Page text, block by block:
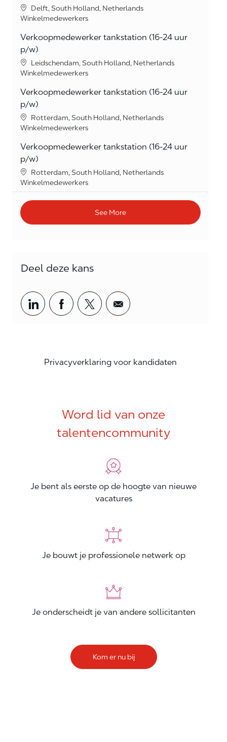
Location
Delft, South Holland, Netherlands
Category
Winkelmedewerkers
Verkoopmedewerker tankstation (16-24 uur
p/w)
Location
Leidschendam, South Holland, Netherlands
Category
Winkelmedewerkers
Verkoopmedewerker tankstation (16-24 uur
p/w)
Location
Rotterdam, South Holland, Netherlands
Category
Winkelmedewerkers
Verkoopmedewerker tankstation (16-24 uur
p/w)
Location
Rotterdam, South Holland, Netherlands
Category
Winkelmedewerkers
See More
Deel deze kans
Share via LinkedIn
Share via Facebook
Share via twitter
Share via email
Privacyverklaring voor kandidaten
Word lid van onze
talentencommunity
Je bent als eerste op de hoogte van nieuwe
vacatures
Je bouwt je professionele netwerk op
Je onderscheidt je van andere sollicitanten
Kom er nu bij